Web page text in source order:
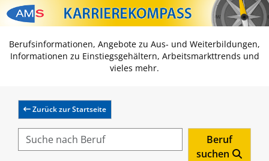
Zum Inhalt springen
Zum Navmenü springen
Zur Suche springen
Zur Footer springen
Berufsinformationen, Angebote zu Aus- und Weiterbildungen,
Informationen zu Einstiegsgehältern, Arbeitsmarkttrends und
vieles mehr.
Zurück zur Startseite
Beruf
suchen